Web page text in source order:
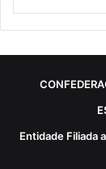
Entidade Filiada